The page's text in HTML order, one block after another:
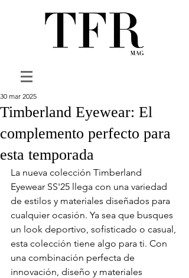
Timberland Eyewear: El
complemento perfecto para
esta temporada
30 mar 2025
La nueva colección Timberland
Eyewear SS'25 llega con una variedad
de estilos y materiales diseñados para
cualquier ocasión. Ya sea que busques
un look deportivo, sofisticado o casual,
esta colección tiene algo para ti. Con
una combinación perfecta de
innovación, diseño y materiales